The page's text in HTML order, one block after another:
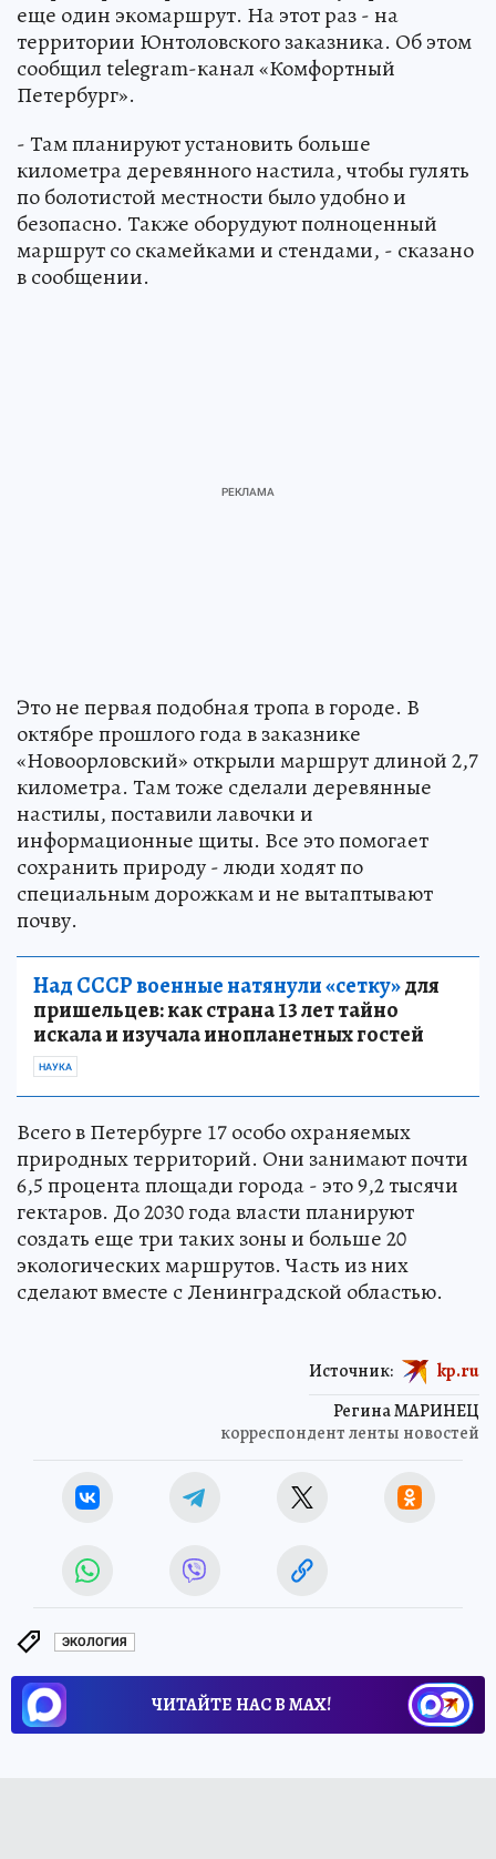
еще один экомаршрут. На этот раз - на
территории Юнтоловского заказника. Об этом
сообщил telegram-канал «Комфортный
Петербург».
- Там планируют установить больше
километра деревянного настила, чтобы гулять
по болотистой местности было удобно и
безопасно. Также оборудуют полноценный
маршрут со скамейками и стендами, - сказано
в сообщении.
Это не первая подобная тропа в городе. В
октябре прошлого года в заказнике
«Новоорловский» открыли маршрут длиной 2,7
километра. Там тоже сделали деревянные
настилы, поставили лавочки и
информационные щиты. Все это помогает
сохранить природу - люди ходят по
специальным дорожкам и не вытаптывают
почву.
Над СССР военные натянули «сетку»для
пришельцев: как страна 13 лет тайно
искала и изучала инопланетных гостей
НАУКА
Всего в Петербурге 17 особо охраняемых
природных территорий. Они занимают почти
6,5 процента площади города - это 9,2 тысячи
гектаров. До 2030 года власти планируют
создать еще три таких зоны и больше 20
экологических маршрутов. Часть из них
сделают вместе с Ленинградской областью.
Регина МАРИНЕЦ
корреспондент ленты новостей
Источник: kp.ru
ЭКОЛОГИЯ
ЧИТАЙТЕ НАС В МАХ!